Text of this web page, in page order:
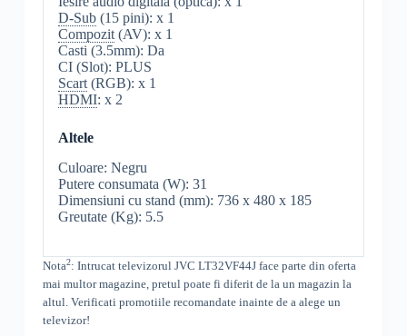
D-Sub(15 pini): x 1
Compozit(AV): x 1
Casti (3.5mm): Da
CI (Slot): PLUS
Scart(RGB): x 1
HDMI: x 2
Altele
Culoare: Negru
Putere consumata (W): 31
Dimensiuni cu stand (mm): 736 x 480 x 185
Greutate (Kg): 5.5
Nota2: Intrucat televizorul JVC LT32VF44Jface parte din oferta
mai multor magazine, pretul poate fi diferit de la un magazin la
altul. Verificati promotiile recomandate inainte de a alege un
televizor!